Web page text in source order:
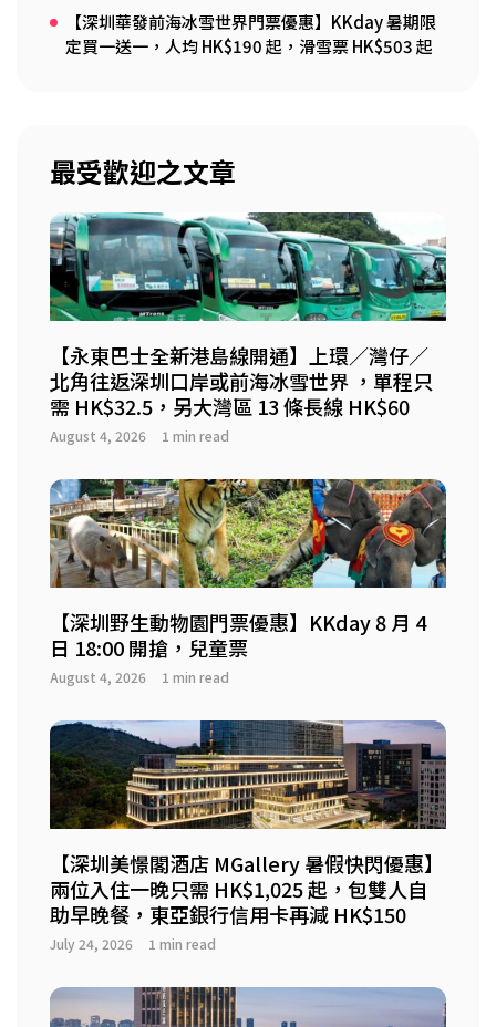
【深圳華發前海冰雪世界門票優惠】KKday 暑期限
定買一送一，人均 HK$190 起，滑雪票 HK$503 起
最受歡迎之文章
【永東巴士全新港島線開通】上環／灣仔／
北角往返深圳口岸或前海冰雪世界 ，單程只
需 HK$32.5，另大灣區 13 條長線 HK$60
August 4, 2026 1 min read
【深圳野生動物園門票優惠】KKday 8 月 4
日 18:00 開搶，兒童票
August 4, 2026 1 min read
【深圳美憬閣酒店 MGallery 暑假快閃優惠】
兩位入住一晚只需 HK$1,025 起，包雙人自
助早晚餐，東亞銀行信用卡再減 HK$150
July 24, 2026 1 min read